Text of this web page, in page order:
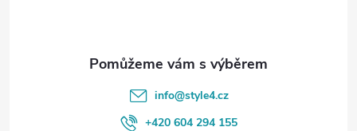
info@style4.cz
+420 604 294 155